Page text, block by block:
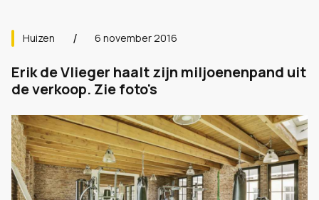
Huizen 6 november 2016
Erik de Vlieger haalt zijn miljoenenpand uit
de verkoop. Zie foto's